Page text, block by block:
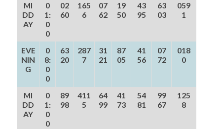
MI
DD
AY
0
1:
0
0
02
60
165
6
07
62
19
50
43
95
63
03
059
1
EVE
NIN
G
0
8:
0
0
63
20
287
7
31
21
87
05
41
56
07
72
018
0
MI
DD
AY
0
1:
0
0
89
98
411
5
64
99
41
73
54
81
99
67
125
8